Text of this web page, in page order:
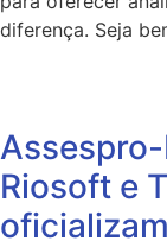
diferença. Seja
Assespro-
Riosoft e
oficializam